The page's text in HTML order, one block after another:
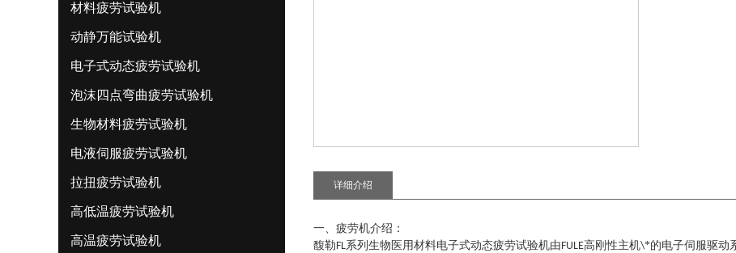
材料疲劳试验机
动静万能试验机
电子式动态疲劳试验机
泡沫四点弯曲疲劳试验机
生物材料疲劳试验机
电液伺服疲劳试验机
拉扭疲劳试验机
高低温疲劳试验机
高温疲劳试验机
详细介绍
一、疲劳机介绍：
馥勒FL系列 生物医用材料电子式动态疲劳试验机由FULE高刚性主机\*的电子伺服驱动